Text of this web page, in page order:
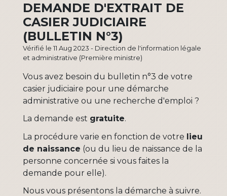
DEMANDE D'EXTRAIT DE
CASIER JUDICIAIRE
(BULLETIN N°3)
Vérifié le 11 Aug 2023 - Direction de l'information légale
et administrative (Première ministre)
Vous avez besoin du bulletin n°3 de votre
casier judiciaire pour une démarche
administrative ou une recherche d'emploi ?
La demande est gratuite.
La procédure varie en fonction de votre lieu
de naissance (ou du lieu de naissance de la
personne concernée si vous faites la
demande pour elle).
Nous vous présentons la démarche à suivre.